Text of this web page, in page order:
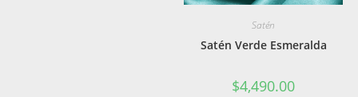
Satén
Satén Verde Esmeralda
$4,490.00